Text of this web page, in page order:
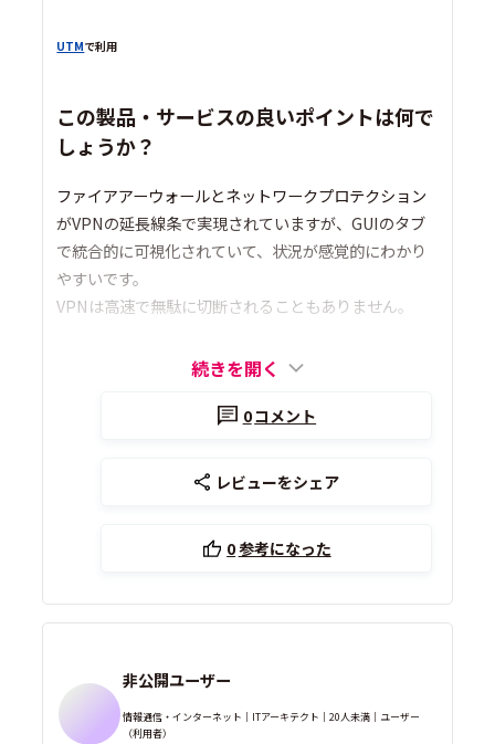
UTMで利用
この製品・サービスの良いポイントは何で
しょうか？
ファイアアーウォールとネットワークプロテクション
がVPNの延長線条で実現されていますが、GUIのタブ
で統合的に可視化されていて、状況が感覚的にわかり
やすいです。
VPNは高速で無駄に切断されることもありません。
続きを開く
0コメント
レビューをシェア
0参考になった
非公開ユーザー
情報通信・インターネット｜ITアーキテクト｜20人未満｜ユーザー
（利用者）